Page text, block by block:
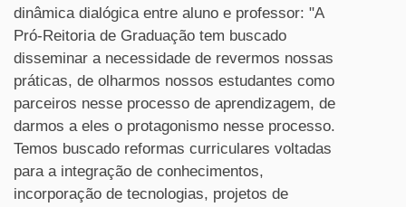
dinâmica dialógica entre aluno e professor: "A
Pró-Reitoria de Graduação tem buscado
disseminar a necessidade de revermos nossas
práticas, de olharmos nossos estudantes como
parceiros nesse processo de aprendizagem, de
darmos a eles o protagonismo nesse processo.
Temos buscado reformas curriculares voltadas
para a integração de conhecimentos,
incorporação de tecnologias, projetos de